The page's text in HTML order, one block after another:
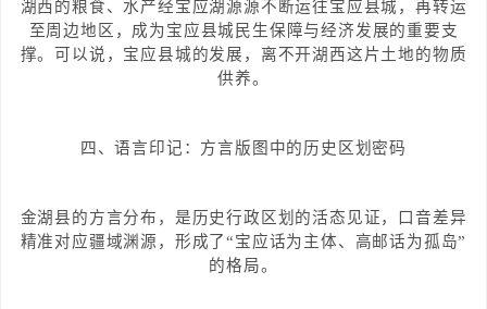
湖西的粮食、水产经宝应湖源源不断运往宝应县城，再转运
至周边地区，成为宝应县城民生保障与经济发展的重要支
撑。可以说，宝应县城的发展，离不开湖西这片土地的物质
供养。
四、语言印记：方言版图中的历史区划密码
金湖县的方言分布，是历史行政区划的活态见证，口音差异
精准对应疆域渊源，形成了“宝应话为主体、高邮话为孤岛”
的格局。